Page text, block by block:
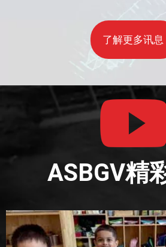
了解更多讯息
ASBGV精